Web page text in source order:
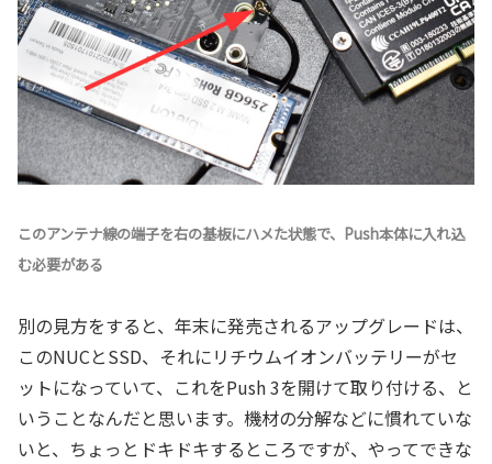
このアンテナ線の端子を右の基板にハメた状態で、Push本体に入れ込
む必要がある
別の見方をすると、年末に発売されるアップグレードは、
このNUCとSSD、それにリチウムイオンバッテリーがセ
ットになっていて、これをPush 3を開けて取り付ける、と
いうことなんだと思います。機材の分解などに慣れていな
いと、ちょっとドキドキするところですが、やってできな